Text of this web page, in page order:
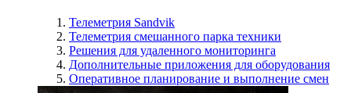
Телеметрия Sandvik
Телеметрия смешанного парка техники
Решения для удаленного мониторинга
Дополнительные приложения для оборудования
Оперативное планирование и выполнение смен